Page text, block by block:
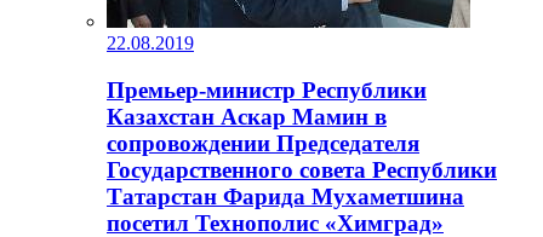
22.08.2019
Премьер-министр Республики
Казахстан Аскар Мамин в
сопровождении Председателя
Государственного совета Республики
Татарстан Фарида Мухаметшина
посетил Технополис «Химград»